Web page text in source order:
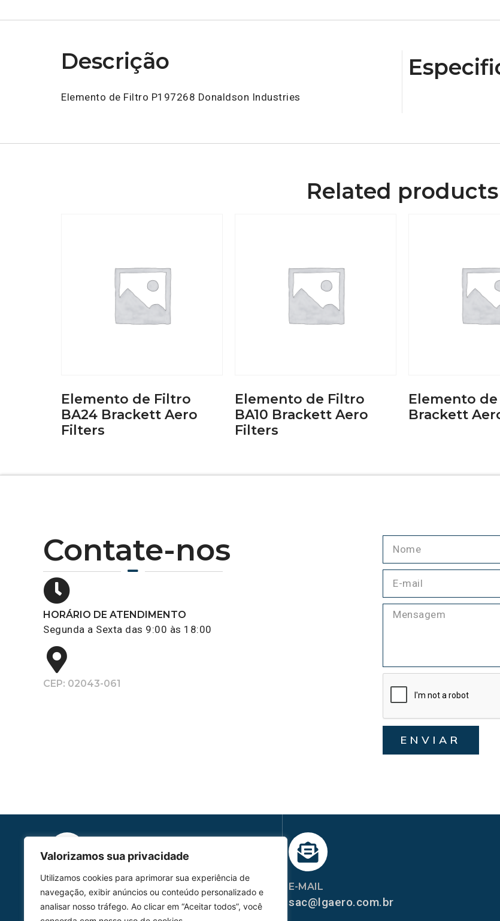
Valorizamos sua privacidade
Utilizamos cookies para aprimorar sua experiência de
navegação, exibir anúncios ou conteúdo personalizado e
analisar nosso tráfego. Ao clicar em “Aceitar todos”, você
Descrição
Elemento de Filtro P197268 Donaldson Industries
Related products
Elemento de Filtro
BA24 Brackett Aero
Filters
Elemento de Filtro
BA10 Brackett Aero
Filters
Elemento
Brackett
Contate-nos
HORÁRIO DE ATENDIMENTO
Segunda a Sexta das 9:00 às 18:00
CEP: 02043-061
ENVIAR
HOMOLGAÇÃO
COM 2109-02/ANAC
E-MAIL
sac@lgaero.com.br